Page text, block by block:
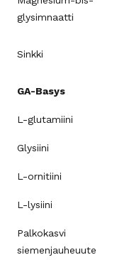
glysimnaatti
Sinkki
GA-Basys
L-glutamiini
Glysiini
L-ornitiini
L-lysiini
Palkokasvi
siemenjauheuute